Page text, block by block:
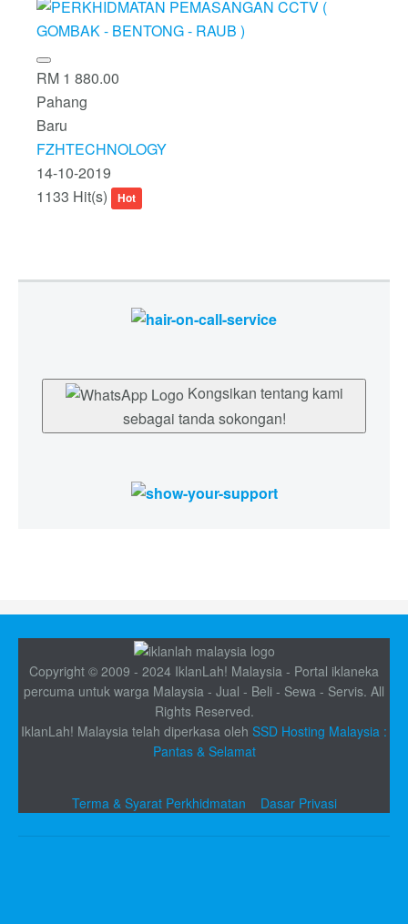
RM 1 880.00
Pahang
Baru
FZHTECHNOLOGY
14-10-2019
1133 Hit(s)
Hot
sebagai tanda sokongan!
Copyright © 2009 - 2024 IklanLah! Malaysia - Portal iklaneka
percuma untuk warga Malaysia - Jual - Beli - Sewa - Servis. All
Rights Reserved.
IklanLah! Malaysia telah diperkasa oleh SSD Hosting Malaysia :
Pantas & Selamat
Terma & Syarat Perkhidmatan Dasar Privasi